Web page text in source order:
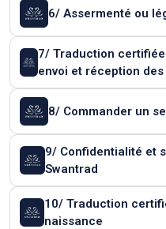
6/ Assermenté ou
7/ Traduction
envoi et réception
8/ Commander un
9/ Confidentialité et
Swantrad
10/ Traduction
naissance